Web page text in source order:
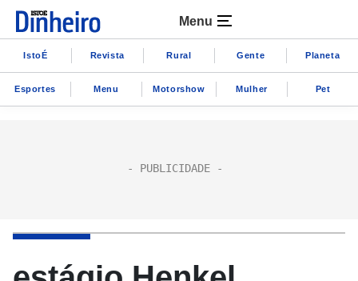
Menu
IstoÉ Revista Rural Gente Planeta
Esportes Menu Motorshow Mulher Pet